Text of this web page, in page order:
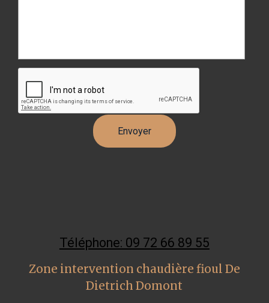
Téléphone: 09 72 66 89 55
Zone intervention chaudière fioul De
Dietrich Domont